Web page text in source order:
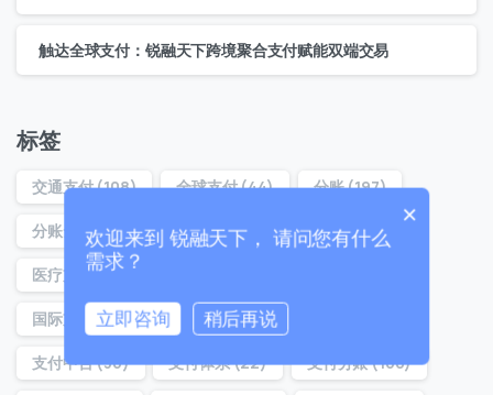
触达全球支付：锐融天下跨境聚合支付赋能双端交易
标签
交通支付(108) 全球支付(44) 分账(197)
分账云 (194) 分账系统(22) 分账通(160)
医疗支付(32)
国际支付 (37) 对账分账(21)
支付中台(36) 支付体系(22) 支付分账(160)
联系我们
我们的团队会尽快回复。
0 / 180
×
欢迎来到 锐融天下， 请问您有什么
需求？
立即咨询 稍后再说